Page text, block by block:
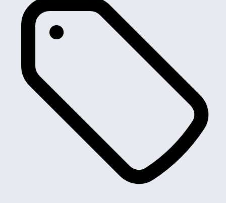
e-208